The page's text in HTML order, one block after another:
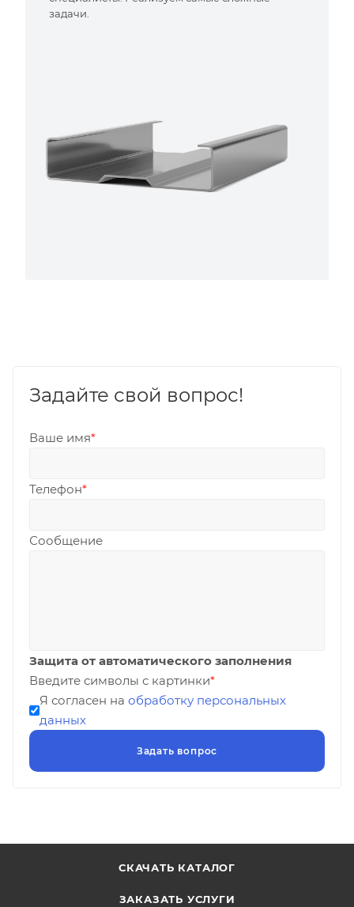
задачи.
Задайте свой вопрос!
Ваше имя*
Телефон*
Сообщение
Защита от автоматического заполнения
Введите символы с картинки*
Я согласен на обработку персональных
данных
СКАЧАТЬ КАТАЛОГ
ЗАКАЗАТЬ УСЛУГИ